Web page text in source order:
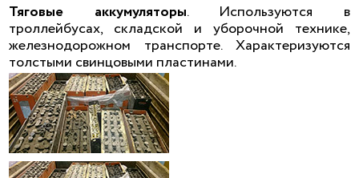
Тяговые аккумуляторы. Используются в
троллейбусах, складской и уборочной технике,
железнодорожном транспорте. Характеризуются
толстыми свинцовыми пластинами.